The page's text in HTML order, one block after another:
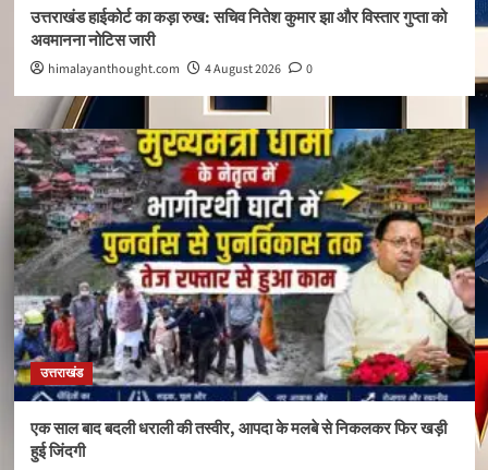
उत्तराखंड हाईकोर्ट का कड़ा रुख: सचिव नितेश कुमार झा और विस्तार गुप्ता को
अवमानना नोटिस जारी
himalayanthought.com 4 August 2026 0
उत्तराखंड
एक साल बाद बदली धराली की तस्वीर, आपदा के मलबे से निकलकर फिर खड़ी
हुई जिंदगी